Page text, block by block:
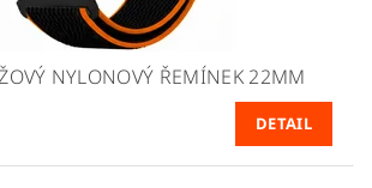
NYLONOVÝ ŘEMÍNEK 22MM
DETAIL